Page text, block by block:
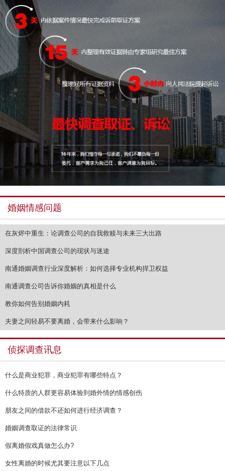
婚姻情感问题
在灰烬中重生：论调查公司的自我救赎与未来三大出路
深度剖析中国调查公司的现状与迷途
南通婚姻调查行业深度解析：如何选择专业机构捍卫权益
南通调查公司告诉你婚姻的真相是什么
教你如何告别婚姻内耗
夫妻之间轻易不要离婚，会带来什么影响？
侦探调查讯息
什么是商业犯罪，商业犯罪有哪些特点？
什么特质的人群更容易体验到婚外情的情感创伤
朋友之间的借款不还如何进行经济调查？
婚姻调查取证的法律常识
假离婚假戏真做怎么办?
女性离婚的时候尤其要注意以下几点